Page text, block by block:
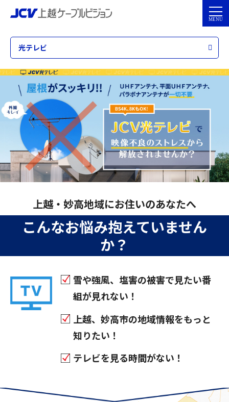
光テレビ
上越・妙高地域にお住いのあなたへ
こんなお悩み抱えていません
か？
雪や強風、塩害の被害で見たい番
組が見れない！
上越、妙高市の地域情報をもっと
知りたい！
テレビを見る時間がない！